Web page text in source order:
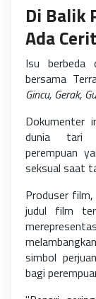
Di Balik
Ada
Isu berbeda
bersama
Gincu, Gerak,
Dokumenter
dunia tari
perempuan
seksual saat
Produser
judul film
simbol
bagi